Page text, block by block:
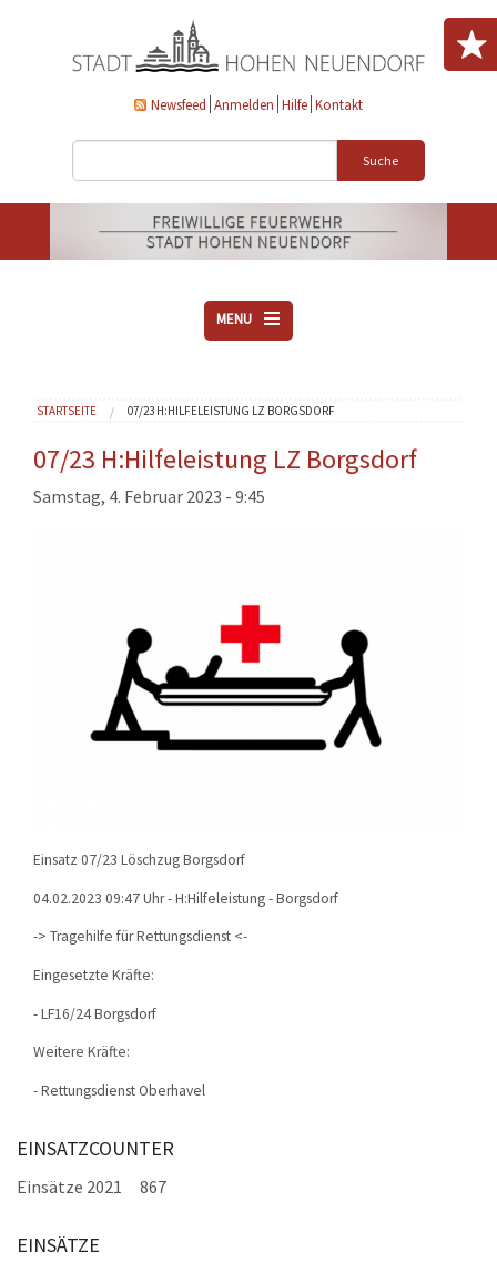
Newsfeed Anmelden Hilfe Kontakt
Suche
MENU
VEREINE
AKTUELLES
DOWNLOADS
Sie sind hier
STARTSEITE 07/23 H:HILFELEISTUNG LZ BORGSDORF
07/23 H:Hilfeleistung LZ Borgsdorf
Samstag, 4. Februar 2023 - 9:45
Einsatz 07/23 Löschzug Borgsdorf
04.02.2023 09:47 Uhr - H:Hilfeleistung - Borgsdorf
-> Tragehilfe für Rettungsdienst <-
Eingesetzte Kräfte:
- LF16/24 Borgsdorf
Weitere Kräfte:
- Rettungsdienst Oberhavel
EINSATZCOUNTER
Einsätze 2021 867
EINSÄTZE